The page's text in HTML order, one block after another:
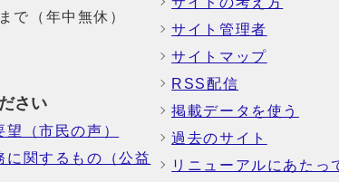
で（年中無休）
さい
（市民の声）
に関するもの（公益
サイト管理者
サイトマップ
RSS配信
掲載データを使う
過去のサイト
リニューアルにあたっ